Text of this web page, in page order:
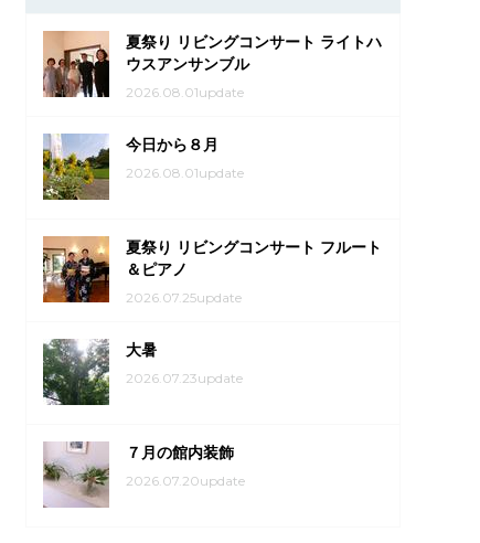
夏祭り リビングコンサート ライトハ
ウスアンサンブル
2026.08.01update
今日から８月
2026.08.01update
夏祭り リビングコンサート フルート
＆ピアノ
2026.07.25update
大暑
2026.07.23update
７月の館内装飾
2026.07.20update